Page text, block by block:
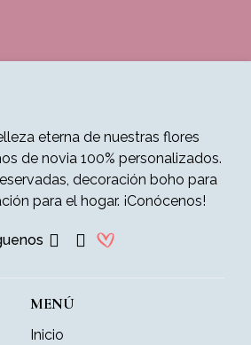
eterna de nuestras flores
de novia 100% personalizados.
decoración boho para
para el hogar. ¡Conócenos!
MENÚ
Inicio